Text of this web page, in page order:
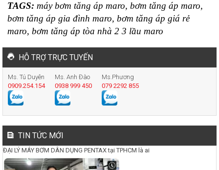
TAGS: máy bơm tăng áp maro, bơm tăng áp maro,
bơm tăng áp gia đình maro, bơm tăng áp giá rẻ
maro, bơm tăng áp tòa nhà 2 3 lầu maro
HỖ TRỢ TRỰC TUYẾN
Ms. Tú Duyên
0909.254.154
Ms. Anh Đào
0938 999 450
Ms.Phương
079 2292 855
TIN TỨC MỚI
ĐẠI LÝ MÁY BƠM DÂN DỤNG PENTAX tại TPHCM là ai